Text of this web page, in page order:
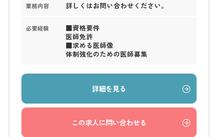
業務内容 詳しくはお問い合わせください。
必要経験
■資格要件
医師免許
■求める医師像
体制強化のための医師募集
詳細を見る
この求人に問い合わせる